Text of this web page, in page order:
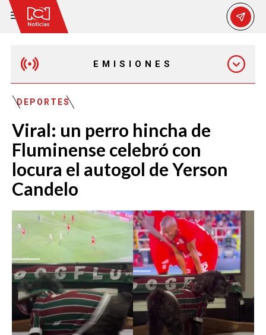
EMISIONES
EMISIÓN 12:30 PM
EMISIÓN 7:00 PM
EMISIÓN 11:30 PM
DEPORTES
Viral: un perro hincha de
Fluminense celebró con
locura el autogol de Yerson
Candelo